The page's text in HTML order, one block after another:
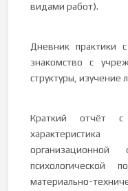
видами работ).
Дневник практики
знакомство с
структуры, изучение
Краткий отчёт
характеристика
организационной
психологической
материально-